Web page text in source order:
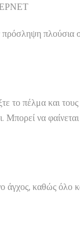
πλούσια
το πέλμα και
να
άγχος, καθώς όλο